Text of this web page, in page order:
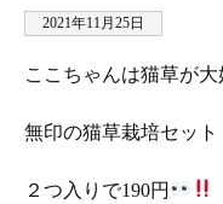
2021年11月25日
ここちゃんは猫草が大
無印の猫草栽培セット
２つ入りで190円